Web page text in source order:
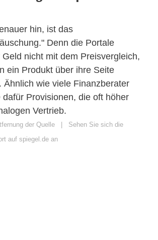
hin, ist das
Denn die Portale
nicht mit dem Preisvergleich,
ein Produkt über ihre Seite
Ähnlich wie viele Finanzberater
dafür Provisionen, die oft höher
Vertrieb.
der Quelle | Sehen Sie sich die
auf spiegel.de an